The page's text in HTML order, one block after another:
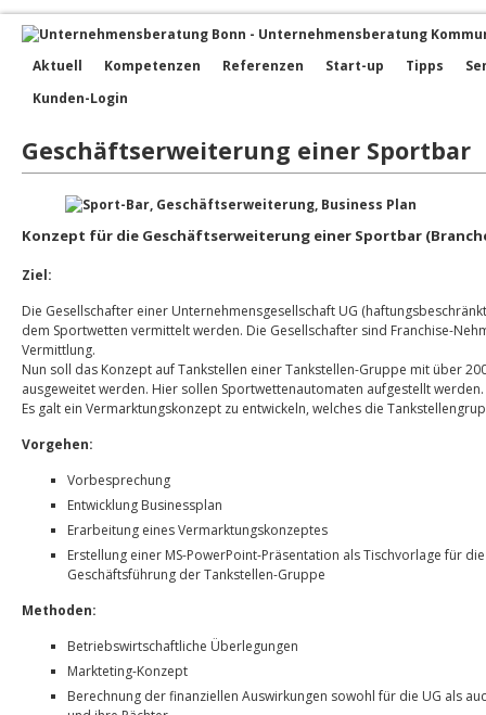
Aktuell Kompetenzen Referenzen Start-up Tipps
Kunden-Login
Geschäftserweiterung einer Sportbar
Konzept für die Geschäftserweiterung einer Sportbar
Ziel:
Die Gesellschafter einer Unternehmensgesellschaft UG
dem Sportwetten vermittelt werden. Die Gesellschafter sind Franchise-
Vermittlung.
Nun soll das Konzept auf Tankstellen einer Tankstellen-Gruppe mit über
ausgeweitet werden. Hier sollen Sportwettenautomaten aufgestellt werden.
Es galt ein Vermarktungskonzept zu entwickeln, welches die
Vorgehen:
Vorbesprechung
Entwicklung Businessplan
Erarbeitung eines Vermarktungskonzeptes
Erstellung einer MS-PowerPoint-Präsentation als Tischvorlage für
Geschäftsführung der Tankstellen-Gruppe
Methoden:
Betriebswirtschaftliche Überlegungen
Markteting-Konzept
Berechnung der finanziellen Auswirkungen sowohl für die UG als